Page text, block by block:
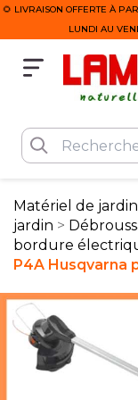
🌻 LIVRAISON OFFERTE À
LUNDI AU
Matériel de
jardin
bordure
P4A Husqvarna